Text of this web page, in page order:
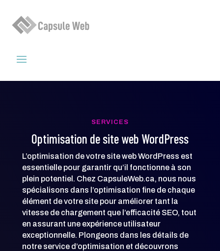
SERVICES
Optimisation de site web WordPress
L’optimisation de votre site web WordPress est
essentielle pour garantir qu’il fonctionne à son
plein potentiel. Chez CapsuleWeb.ca, nous nous
spécialisons dans l’optimisation fine de chaque
élément de votre site pour améliorer tant la
vitesse de chargement que l’efficacité SEO, tout
en assurant une expérience utilisateur
exceptionnelle. Plongeons dans les détails de
notre service d’optimisation et découvrons